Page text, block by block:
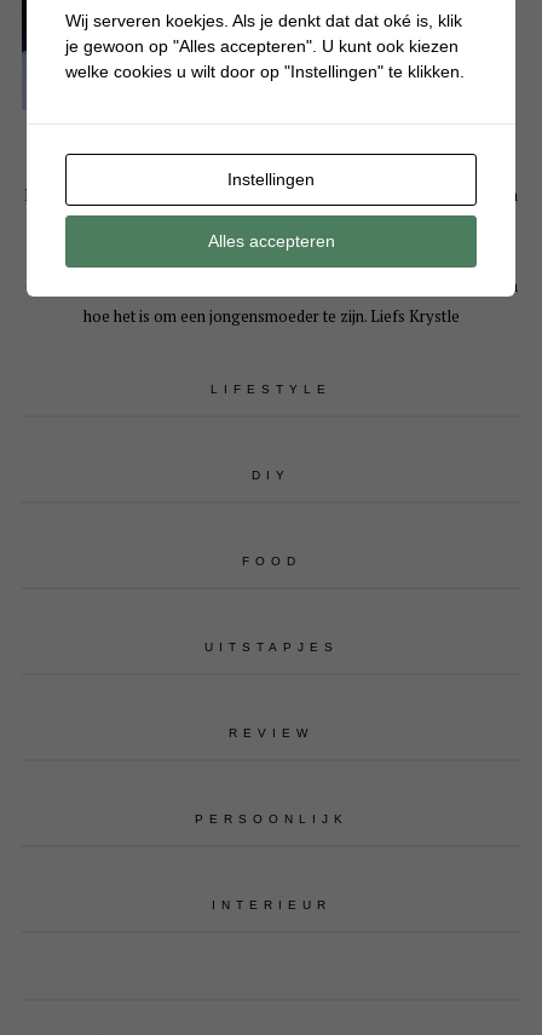
Hallo! Leuk dat je een kijkje komt nemen op mijn persoonlijke blog. Mijn
Batboy deel ik bijna dagelijks artikelen over gezellige dagjes uit, tips
over jongensspeelgoed, knutselen, eten, alles wat typisch jongens is en
hoe het is om een jongensmoeder te zijn. Liefs Krystle
LIFESTYLE
DIY
FOOD
UITSTAPJES
REVIEW
PERSOONLIJK
INTERIEUR
Wij serveren koekjes. Als je denkt dat dat oké is, klik
je gewoon op "Alles accepteren". U kunt ook kiezen
welke cookies u wilt door op "Instellingen" te klikken.
Instellingen
Alles accepteren